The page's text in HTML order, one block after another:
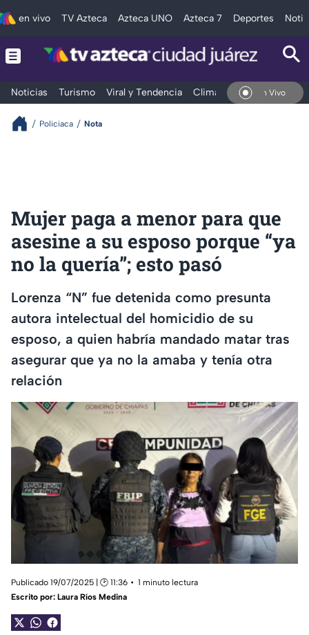
en vivo TV Azteca Azteca UNO Azteca 7 Deportes
Noticias Turismo Viral y Tendencia Clima Deportes
En Vivo
Policiaca Nota
Mujer paga a menor para que
asesine a su esposo porque “ya
no la quería”; esto pasó
Lorenza “N” fue detenida como presunta
autora intelectual del homicidio de su
esposo, a quien habría mandado matar tras
asegurar que ya no la amaba y tenía otra
relación
Publicado 19/07/2025 | 🕑 11:36
1 minuto lectura
Escrito por: Laura Ríos Medina